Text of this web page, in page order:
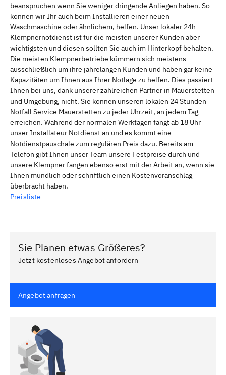
beanspruchen wenn Sie weniger dringende Anliegen haben. So
können wir Ihr auch beim Installieren einer neuen
Waschmaschine oder ähnlichem, helfen. Unser lokaler 24h
Klempnernotdienst ist für die meisten unserer Kunden aber
wichtigsten und diesen sollten Sie auch im Hinterkopf behalten.
Die meisten Klempnerbetriebe kümmern sich meistens
ausschließlich um ihre jahrelangen Kunden und haben gar keine
Kapazitäten um Ihnen aus Ihrer Notlage zu helfen. Dies passiert
Ihnen bei uns, dank unserer zahlreichen Partner in Mauerstetten
und Umgebung, nicht. Sie können unseren lokalen 24 Stunden
Notfall Service Mauerstetten zu jeder Uhrzeit, an jedem Tag
erreichen. Während der normalen Werktagen fängt ab 18 Uhr
unser Installateur Notdienst an und es kommt eine
Notdienstpauschale zum regulären Preis dazu. Bereits am
Telefon gibt Ihnen unser Team unsere Festpreise durch und
unsere Klempner fangen ebenso erst mit der Arbeit an, wenn sie
Ihnen mündlich oder schriftlich einen Kostenvoranschlag
überbracht haben.
Preisliste
Sie Planen etwas Größeres?
Jetzt kostenloses Angebot anfordern
Angebot anfragen